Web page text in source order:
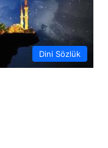
Dini Sözlük